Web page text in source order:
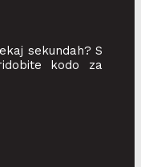
sekundah? S
kodo za